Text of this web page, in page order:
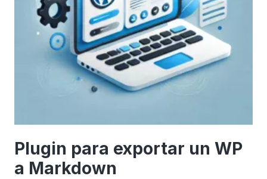
Plugin para exportar un WP
a Markdown